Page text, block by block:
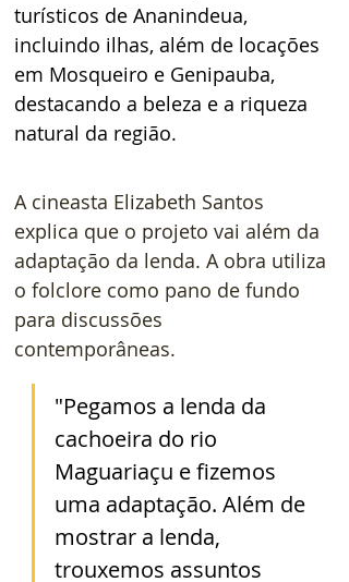
turísticos de Ananindeua,
incluindo ilhas, além de locações
em Mosqueiro e Genipauba,
destacando a beleza e a riqueza
natural da região.
A cineasta Elizabeth Santos
explica que o projeto vai além da
adaptação da lenda. A obra utiliza
o folclore como pano de fundo
para discussões
contemporâneas.
"Pegamos a lenda da
cachoeira do rio
Maguariaçu e fizemos
uma adaptação. Além de
mostrar a lenda,
trouxemos assuntos